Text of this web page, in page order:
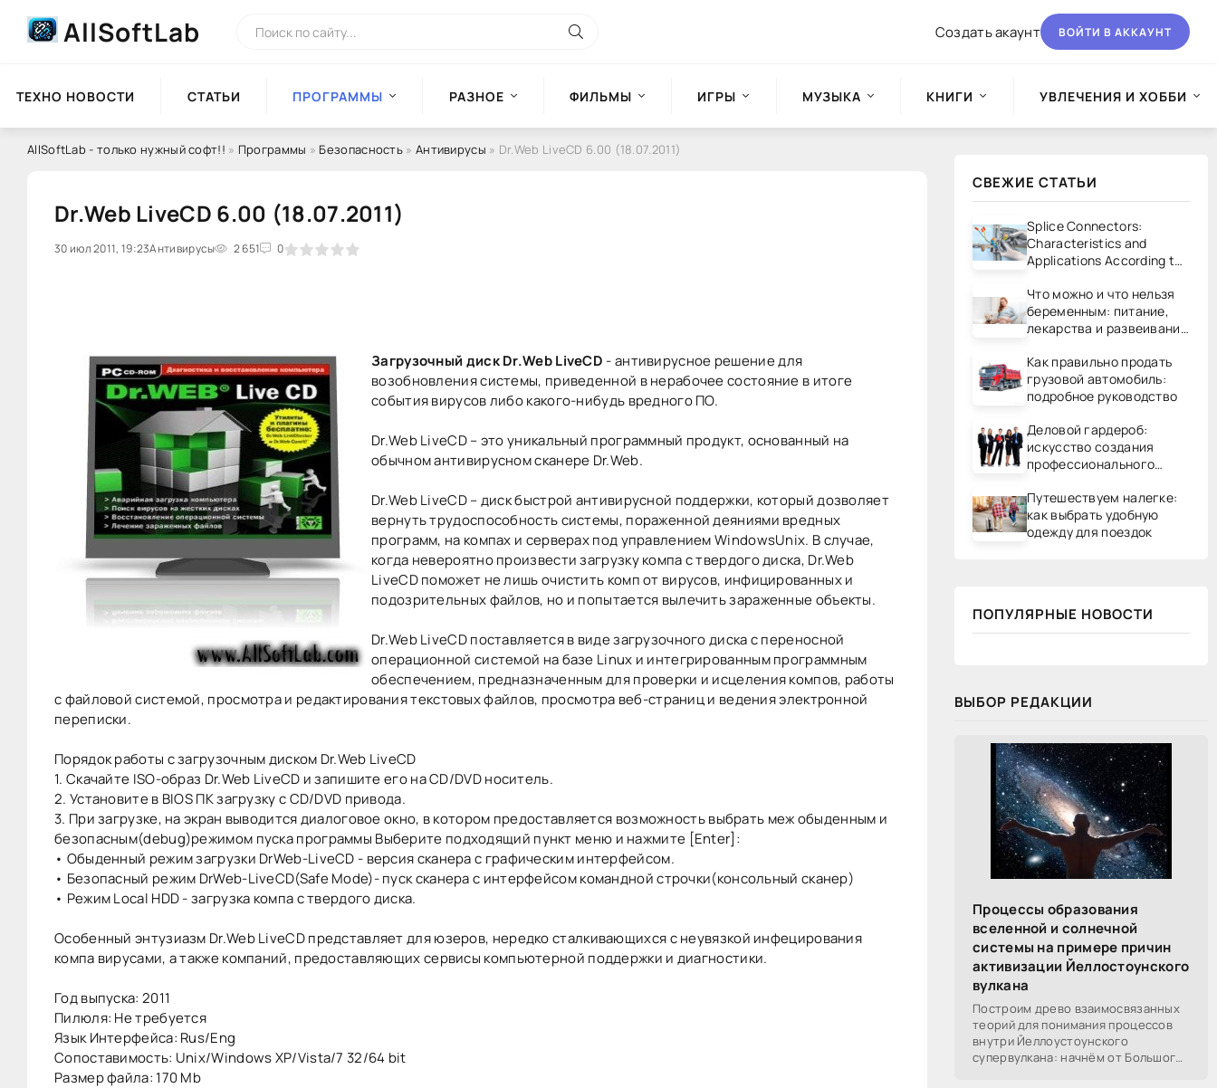
AllSoftLab Создать акаунт ВОЙТИ В АККАУНТ
ТЕХНО НОВОСТИ СТАТЬИ ПРОГРАММЫ РАЗНОЕ ФИЛЬМЫ ИГРЫ МУЗЫКА КНИГИ УВЛЕЧЕНИЯ И ХОББИ
AllSoftLab - только нужный софт!! » Программы » Безопасность » Антивирусы » Dr.Web LiveCD 6.00 (18.07.2011)
Dr.Web LiveCD 6.00 (18.07.2011)
30 июл 2011, 19:23Антивирусы 2 651 0
0 1 2 3 4 5
Загрузочный диск Dr.Web LiveCD - антивирусное решение для
возобновления системы, приведенной в нерабочее состояние в итоге
события вирусов либо какого-нибудь вредного ПО.
Dr.Web LiveCD – это уникальный программный продукт, основанный на
обычном антивирусном сканере Dr.Web.
Dr.Web LiveCD – диск быстрой антивирусной поддержки, который дозволяет
вернуть трудоспособность системы, пораженной деяниями вредных
программ, на компах и серверах под управлением WindowsUnix. В случае,
когда невероятно произвести загрузку компа с твердого диска, Dr.Web
LiveCD поможет не лишь очистить комп от вирусов, инфицированных и
подозрительных файлов, но и попытается вылечить зараженные объекты.
Dr.Web LiveCD поставляется в виде загрузочного диска с переносной
операционной системой на базе Linux и интегрированным программным
обеспечением, предназначенным для проверки и исцеления компов, работы
с файловой системой, просмотра и редактирования текстовых файлов, просмотра веб-страниц и ведения электронной
переписки.
Порядок работы с загрузочным диском Dr.Web LiveCD
1. Скачайте ISO-образ Dr.Web LiveCD и запишите его на СD/DVD носитель.
2. Установите в BIOS ПК загрузку с CD/DVD привода.
3. При загрузке, на экран выводится диалоговое окно, в котором предоставляется возможность выбрать меж обыденным и
безопасным(debug)режимом пуска программы Выберите подходящий пункт меню и нажмите [Enter]:
• Обыденный режим загрузки DrWeb-LiveCD - версия сканера с графическим интерфейсом.
• Безопасный режим DrWeb-LiveCD(Safe Mode)- пуск сканера с интерфейсом командной строчки(консольный сканер)
• Режим Local HDD - загрузка компа с твердого диска.
Особенный энтузиазм Dr.Web LiveCD представляет для юзеров, нередко сталкивающихся с неувязкой инфецирования
компа вирусами, а также компаний, предоставляющих сервисы компьютерной поддержки и диагностики.
Год выпуска: 2011
Пилюля: Не требуется
Язык Интерфейса: Rus/Eng
Сопоставимость: Unix/Windows XP/Vista/7 32/64 bit
Размер файла: 170 Mb
СВЕЖИЕ СТАТЬИ
Splice Connectors:
Characteristics and
Applications According to
Что можно и что нельзя
беременным: питание,
лекарства и развеивание
Как правильно продать
грузовой автомобиль:
подробное руководство
Деловой гардероб:
искусство создания
профессионального
Путешествуем налегке:
как выбрать удобную
одежду для поездок
ПОПУЛЯРНЫЕ НОВОСТИ
ВЫБОР РЕДАКЦИИ
Процессы образования
вселенной и солнечной
системы на примере причин
активизации Йеллостоунского
вулкана
Построим древо взаимосвязанных
теорий для понимания процессов
внутри Йеллоустоунского
супервулкана: начнём от Большого